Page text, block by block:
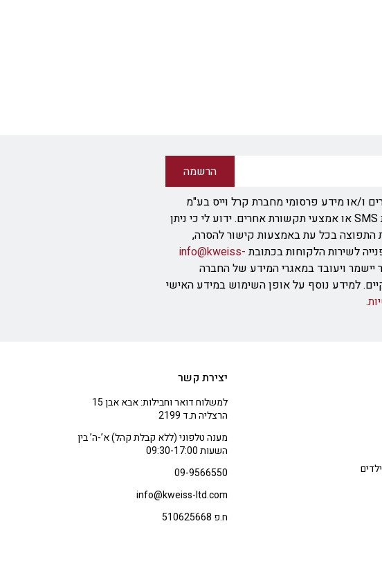
הרשמה
ו/או מידע פרסומי מחברת קרל וייס בע"מ
באמצעות דוא"ל, הודעת SMS או אמצעי תקשורת אחרים. ידוע לי כי ניתן
התפוצה בכל עת באמצעות קישור להסרה,
info@kweiss-
ויעובד במאגרי המידע של החברה
למידע נוסף על אופן השימוש במידע האישי
.
יצירת קשר
למשלוח דואר וחבילות: אבא אבן 15
הרצליה ת.ד 2199
מענה טלפוני (ללא קבלת קהל) א’-ה’ בין
השעות 09:30-17:00
09-9566550
info@kweiss-ltd.com
ח.פ 510625668